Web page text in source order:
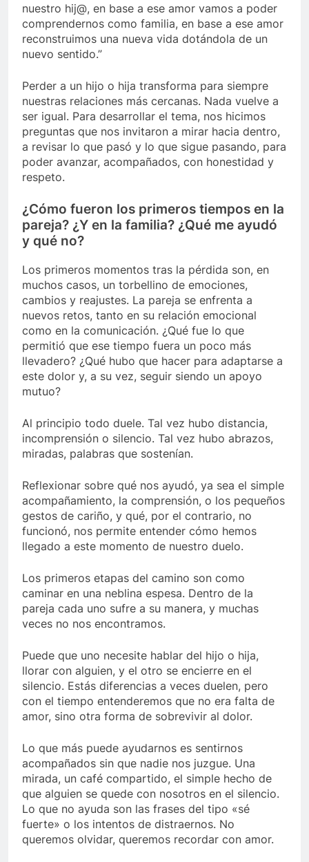
nuestro hij@, en base a ese amor vamos a poder
comprendernos como familia, en base a ese amor
reconstruimos una nueva vida dotándola de un
nuevo sentido.”
Perder a un hijo o hija transforma para siempre
nuestras relaciones más cercanas. Nada vuelve a
ser igual. Para desarrollar el tema, nos hicimos
preguntas que nos invitaron a mirar hacia dentro,
a revisar lo que pasó y lo que sigue pasando, para
poder avanzar, acompañados, con honestidad y
respeto.
¿Cómo fueron los primeros tiempos en la
pareja? ¿Y en la familia? ¿Qué me ayudó
y qué no?
Los primeros momentos tras la pérdida son, en
muchos casos, un torbellino de emociones,
cambios y reajustes. La pareja se enfrenta a
nuevos retos, tanto en su relación emocional
como en la comunicación. ¿Qué fue lo que
permitió que ese tiempo fuera un poco más
llevadero? ¿Qué hubo que hacer para adaptarse a
este dolor y, a su vez, seguir siendo un apoyo
mutuo?
Al principio todo duele. Tal vez hubo distancia,
incomprensión o silencio. Tal vez hubo abrazos,
miradas, palabras que sostenían.
Reflexionar sobre qué nos ayudó, ya sea el simple
acompañamiento, la comprensión, o los pequeños
gestos de cariño, y qué, por el contrario, no
funcionó, nos permite entender cómo hemos
llegado a este momento de nuestro duelo.
Los primeros etapas del camino son como
caminar en una neblina espesa. Dentro de la
pareja cada uno sufre a su manera, y muchas
veces no nos encontramos.
Puede que uno necesite hablar del hijo o hija,
llorar con alguien, y el otro se encierre en el
silencio. Estás diferencias a veces duelen, pero
con el tiempo entenderemos que no era falta de
amor, sino otra forma de sobrevivir al dolor.
Lo que más puede ayudarnos es sentirnos
acompañados sin que nadie nos juzgue. Una
mirada, un café compartido, el simple hecho de
que alguien se quede con nosotros en el silencio.
Lo que no ayuda son las frases del tipo «sé
fuerte» o los intentos de distraernos. No
queremos olvidar, queremos recordar con amor.